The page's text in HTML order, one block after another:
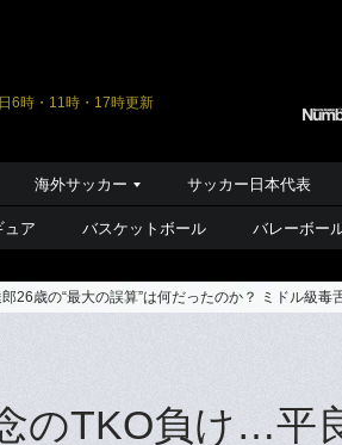
6時・11時・17時更新
海外サッカー サッカー日本代表
ュア バスケットボール バレーボー
26歳の“最大の誤算”は何だったのか？ ミドル級
のTKO負け…平